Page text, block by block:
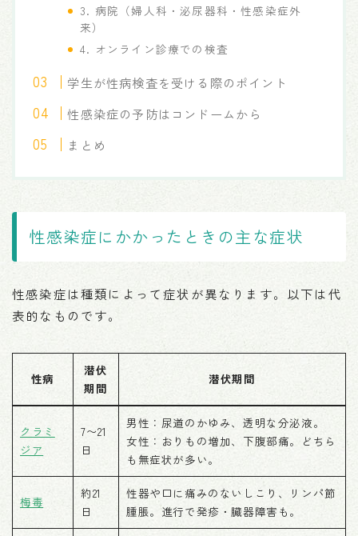
3. 病院（婦人科・泌尿器科・性感染症外
来）
4. オンライン診療での検査
学生が性病検査を受ける際のポイント
性感染症の予防はコンドームから
まとめ
性感染症にかかったときの主な症状
性感染症は種類によって症状が異なります。以下は代
表的なものです。
性病
潜伏
期間
潜伏期間
クラミ
ジア
7〜21
日
男性：尿道のかゆみ、透明な分泌液。
女性：おりもの増加、下腹部痛。どちら
も無症状が多い。
梅毒
約21
日
性器や口に痛みのないしこり、リンパ節
腫脹。進行で発疹・臓器障害も。